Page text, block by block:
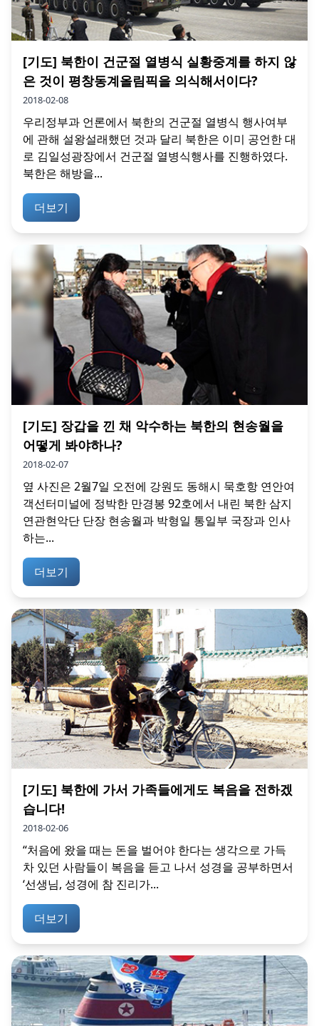
[기도] 북한이 건군절 열병식 실황중계를 하지 않
은 것이 평창동계올림픽을 의식해서이다?
2018-02-08
우리정부과 언론에서 북한의 건군절 열병식 행사여부
에 관해 설왕설래했던 것과 달리 북한은 이미 공언한 대
로 김일성광장에서 건군절 열병식행사를 진행하였다.
북한은 해방을...
더보기
[기도] 장갑을 낀 채 악수하는 북한의 현송월을
어떻게 봐야하나?
2018-02-07
옆 사진은 2월7일 오전에 강원도 동해시 묵호항 연안여
객선터미널에 정박한 만경봉 92호에서 내린 북한 삼지
연관현악단 단장 현송월과 박형일 통일부 국장과 인사
하는...
더보기
[기도] 북한에 가서 가족들에게도 복음을 전하겠
습니다!
2018-02-06
“처음에 왔을 때는 돈을 벌어야 한다는 생각으로 가득
차 있던 사람들이 복음을 듣고 나서 성경을 공부하면서
‘선생님, 성경에 참 진리가...
더보기